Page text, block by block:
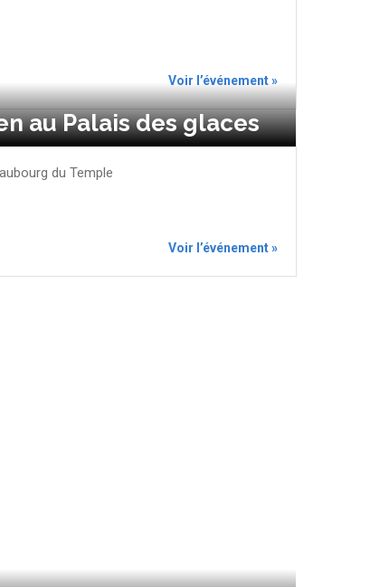
Voir l’événement »
au Palais des glaces
du Temple
Voir l’événement »